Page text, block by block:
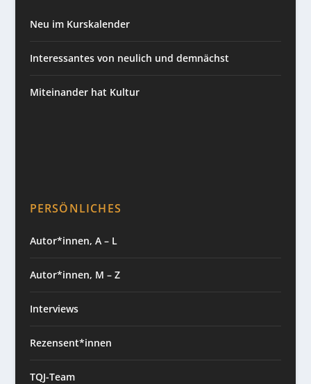
Neu im Kurskalender
Interessantes von neulich und demnächst
Miteinander hat Kultur
PERSÖNLICHES
Autor*innen, A – L
Autor*innen, M – Z
Interviews
Rezensent*innen
TQJ-Team